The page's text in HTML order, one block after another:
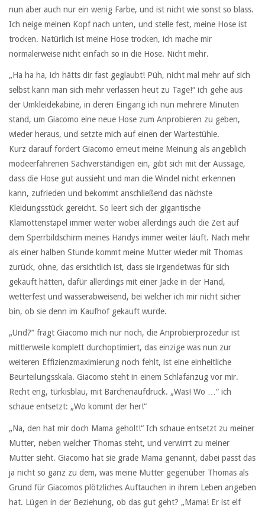
nun aber auch nur ein wenig Farbe, und ist nicht wie sonst so blass.
Ich neige meinen Kopf nach unten, und stelle fest, meine Hose ist
trocken. Natürlich ist meine Hose trocken, ich mache mir
normalerweise nicht einfach so in die Hose. Nicht mehr.
„Ha ha ha, ich hätts dir fast geglaubt! Püh, nicht mal mehr auf sich
selbst kann man sich mehr verlassen heut zu Tage!“ ich gehe aus
der Umkleidekabine, in deren Eingang ich nun mehrere Minuten
stand, um Giacomo eine neue Hose zum Anprobieren zu geben,
wieder heraus, und setzte mich auf einen der Wartestühle.
Kurz darauf fordert Giacomo erneut meine Meinung als angeblich
modeerfahrenen Sachverständigen ein, gibt sich mit der Aussage,
dass die Hose gut aussieht und man die Windel nicht erkennen
kann, zufrieden und bekommt anschließend das nächste
Kleidungsstück gereicht. So leert sich der gigantische
Klamottenstapel immer weiter wobei allerdings auch die Zeit auf
dem Sperrbildschirm meines Handys immer weiter läuft. Nach mehr
als einer halben Stunde kommt meine Mutter wieder mit Thomas
zurück, ohne, das ersichtlich ist, dass sie irgendetwas für sich
gekauft hätten, dafür allerdings mit einer Jacke in der Hand,
wetterfest und wasserabweisend, bei welcher ich mir nicht sicher
bin, ob sie denn im Kaufhof gekauft wurde.
„Und?“ fragt Giacomo mich nur noch, die Anprobierprozedur ist
mittlerweile komplett durchoptimiert, das einzige was nun zur
weiteren Effizienzmaximierung noch fehlt, ist eine einheitliche
Beurteilungsskala. Giacomo steht in einem Schlafanzug vor mir.
Recht eng, türkisblau, mit Bärchenaufdruck. „Was! Wo …“ ich
schaue entsetzt: „Wo kommt der her!“
„Na, den hat mir doch Mama geholt!“ Ich schaue entsetzt zu meiner
Mutter, neben welcher Thomas steht, und verwirrt zu meiner
Mutter sieht. Giacomo hat sie grade Mama genannt, dabei passt das
ja nicht so ganz zu dem, was meine Mutter gegenüber Thomas als
Grund für Giacomos plötzliches Auftauchen in ihrem Leben angeben
hat. Lügen in der Beziehung, ob das gut geht? „Mama! Er ist elf